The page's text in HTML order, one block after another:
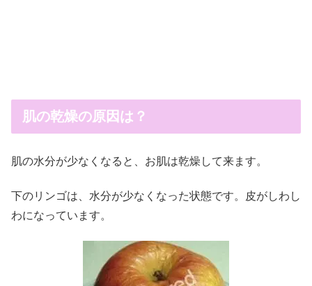
肌の乾燥の原因は？
肌の水分が少なくなると、お肌は乾燥して来ます。
下のリンゴは、水分が少なくなった状態です。皮がしわし
わになっています。